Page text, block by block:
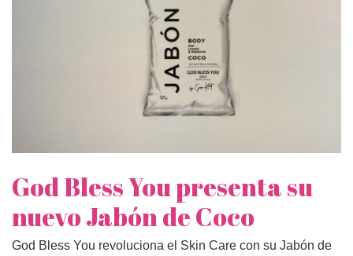
God Bless You presenta su
nuevo Jabón de Coco
God Bless You revoluciona el Skin Care con su Jabón de